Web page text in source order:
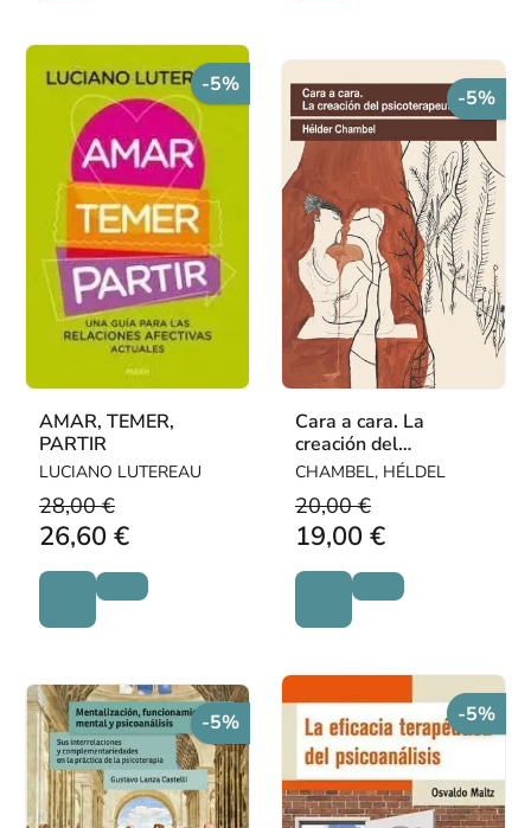
-5%
AMAR, TEMER,
PARTIR
LUCIANO LUTEREAU
28,00 €
26,60 €
-5%
Cara a cara. La
creación del
psicoterapeúta
CHAMBEL, HÉLDEL
20,00 €
19,00 €
-5% -5%